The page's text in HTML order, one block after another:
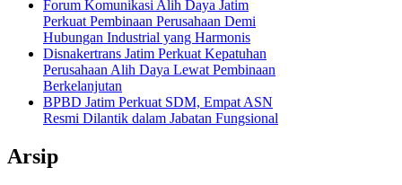
Forum Komunikasi Alih Daya Jatim
Perkuat Pembinaan Perusahaan Demi
Hubungan Industrial yang Harmonis
Disnakertrans Jatim Perkuat Kepatuhan
Perusahaan Alih Daya Lewat Pembinaan
Berkelanjutan
BPBD Jatim Perkuat SDM, Empat ASN
Resmi Dilantik dalam Jabatan Fungsional
Arsip